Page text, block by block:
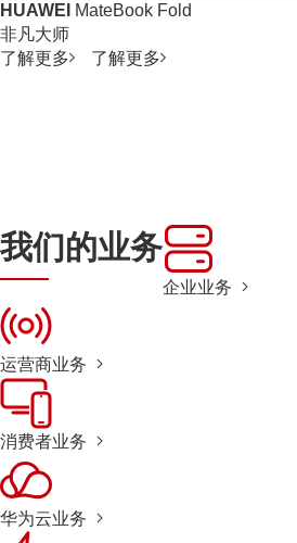
HUAWEI
MateBook Fold
非凡大师
了解更多
了解更多
我们的业务
企业业务
运营商业务
消费者业务
华为云业务